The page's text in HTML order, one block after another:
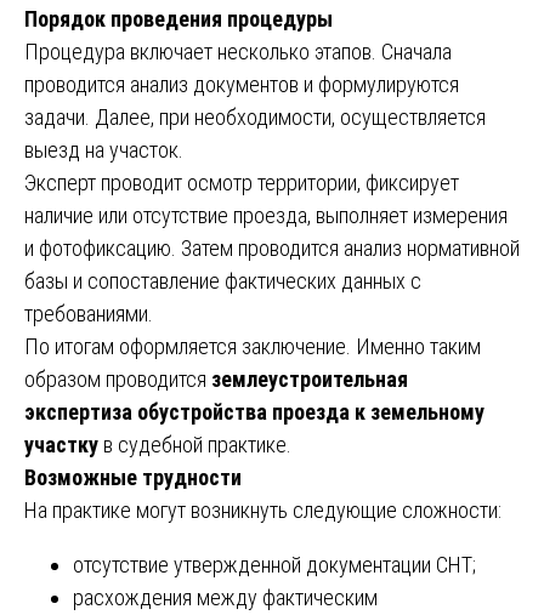
Порядок проведения процедуры
Процедура включает несколько этапов. Сначала
проводится анализ документов и формулируются
задачи. Далее, при необходимости, осуществляется
выезд на участок.
Эксперт проводит осмотр территории, фиксирует
наличие или отсутствие проезда, выполняет измерения
и фотофиксацию. Затем проводится анализ нормативной
базы и сопоставление фактических данных с
требованиями.
По итогам оформляется заключение. Именно таким
образом проводится землеустроительная
экспертиза обустройства проезда к земельному
участку в судебной практике.
Возможные трудности
На практике могут возникнуть следующие сложности:
отсутствие утвержденной документации СНТ;
расхождения между фактическим